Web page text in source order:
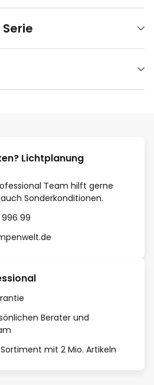
Lichtplanung
Team hilft gerne
Sonderkonditionen.
996 99
Berater und
mit 2 Mio. Artikeln